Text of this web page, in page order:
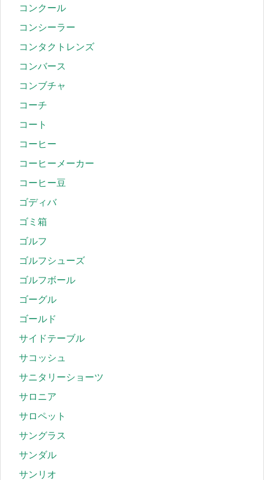
コンクール
コンシーラー
コンタクトレンズ
コンバース
コンブチャ
コーチ
コート
コーヒー
コーヒーメーカー
コーヒー豆
ゴディバ
ゴミ箱
ゴルフ
ゴルフシューズ
ゴルフボール
ゴーグル
ゴールド
サイドテーブル
サコッシュ
サニタリーショーツ
サロニア
サロペット
サングラス
サンダル
サンリオ